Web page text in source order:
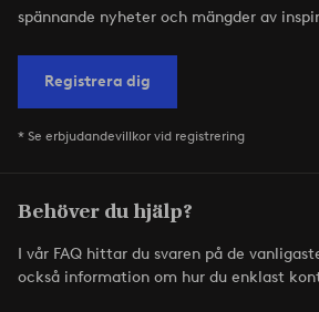
spännande nyheter och mängder av
Registrera dig
* Se erbjudandevillkor vid registrering
Behöver du hjälp?
I vår FAQ hittar du svaren på de
också information om hur du enklast